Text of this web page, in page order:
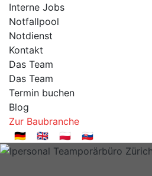
Interne Jobs
Notfallpool
Notdienst
Kontakt
Das Team
Das Team
Termin buchen
Blog
Zur Baubranche
🇩🇪
🇬🇧 🇵🇱 🇸🇰